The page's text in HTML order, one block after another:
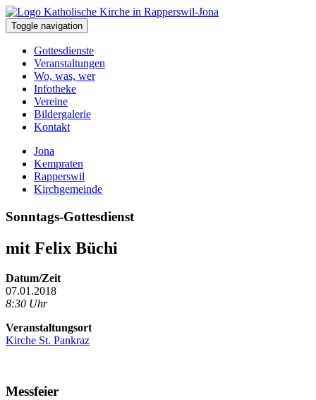
Toggle navigation
Gottesdienste
Veranstaltungen
Wo, was, wer
Infotheke
Vereine
Bildergalerie
Kontakt
Jona
Kempraten
Rapperswil
Kirchgemeinde
Sonntags-Gottesdienst
mit Felix Büchi
Datum/Zeit
07.01.2018
8:30 Uhr
Veranstaltungsort
Kirche St. Pankraz
Messfeier